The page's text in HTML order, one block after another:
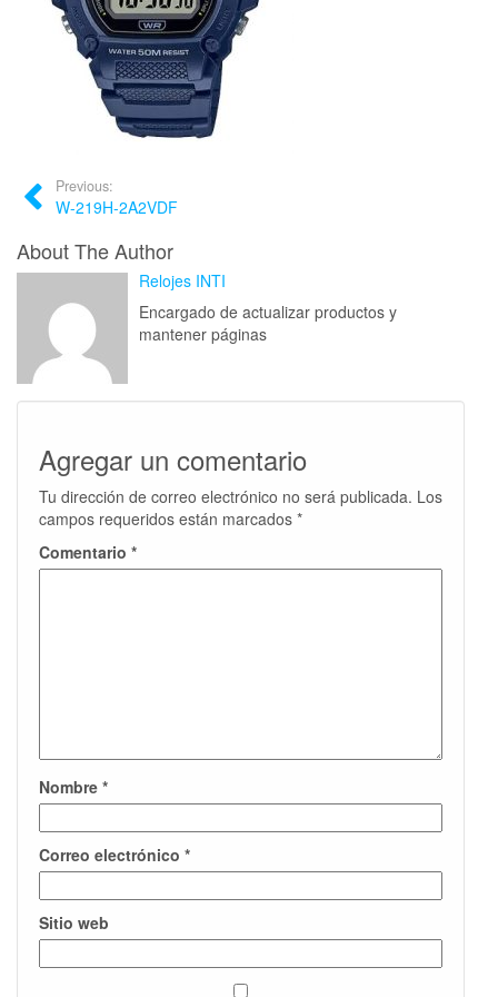
Previous:
W-219H-2A2VDF
About The Author
Relojes INTI
Encargado de actualizar productos y
mantener páginas
Agregar un comentario
Tu dirección de correo electrónico no será publicada. Los
campos requeridos están marcados *
Comentario *
Nombre *
Correo electrónico *
Sitio web